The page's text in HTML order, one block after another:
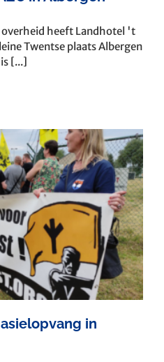
heeft Landhotel 't
Twentse plaats Albergen
[...]
in